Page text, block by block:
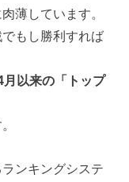
薄しています。
もし勝利すれば
月以来の「トップ
ンキングシステ